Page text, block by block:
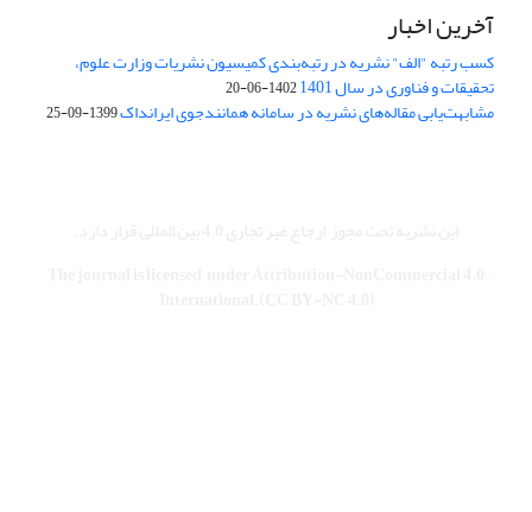
آخرین اخبار
کسب رتبه "الف" نشریه در رتبه‌بندی کمیسیون نشریات وزارت علوم،
تحقیقات و فناوری در سال 1401 1402-06-20
مشابهت‌یابی مقاله‌های نشریه در سامانه همانندجوی ایرانداک1399-09-25